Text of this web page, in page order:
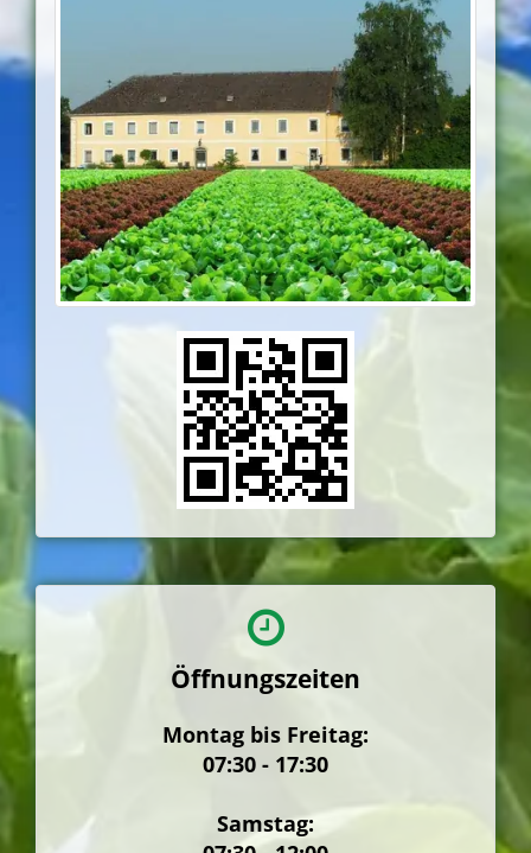
Öffnungszeiten
Montag bis Freitag:
07:30 - 17:30
Samstag: